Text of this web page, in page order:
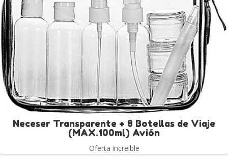
Neceser Transparente + 8 Botellas de Viaje
(MAX.100ml) Avión
Oferta increible